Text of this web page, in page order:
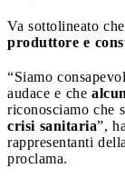
Va sottolineato che
produttore e
“Siamo
audace e che
riconosciamo che
crisi sanitaria”,
rappresentanti
proclama.